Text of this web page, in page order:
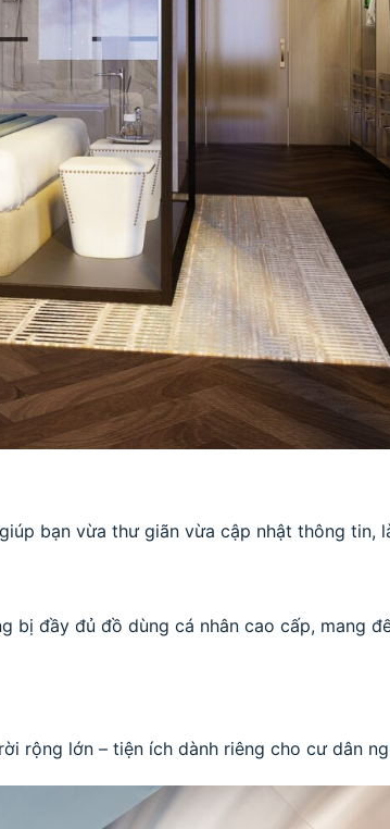
bạn vừa thư giãn vừa cập nhật thông tin,
đầy đủ đồ dùng cá nhân cao cấp, mang
rộng lớn – tiện ích dành riêng cho cư dân